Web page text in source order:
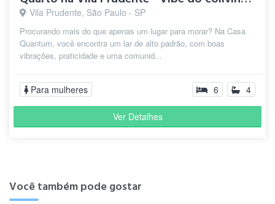
Vila Prudente, São Paulo - SP
Procurando mais do que apenas um lugar para morar? Na Casa
Quantum, você encontra um lar de alto padrão, com boas
vibrações, praticidade e uma comunid...
Para mulheres 6 4
Ver Detalhes
Você também pode gostar